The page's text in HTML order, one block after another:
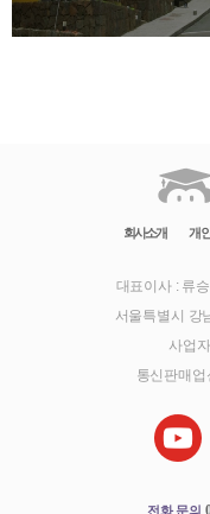
회사소개 개
대표이사 : 류
서울특별시 강
사업
통신판매
전화 문의